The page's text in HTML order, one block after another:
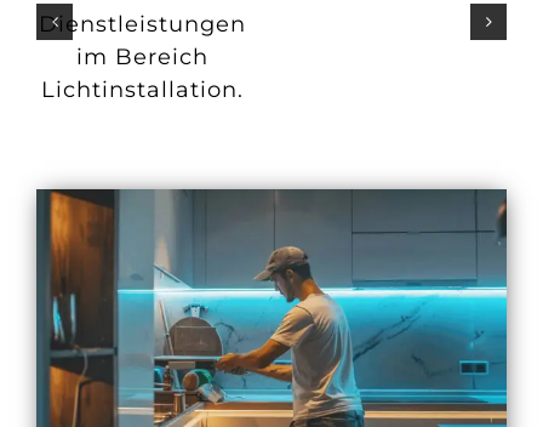
Dienstleistungen
im Bereich
Lichtinstallation.